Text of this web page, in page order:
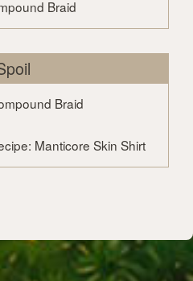
Braid
Braid
Manticore Skin Shirt